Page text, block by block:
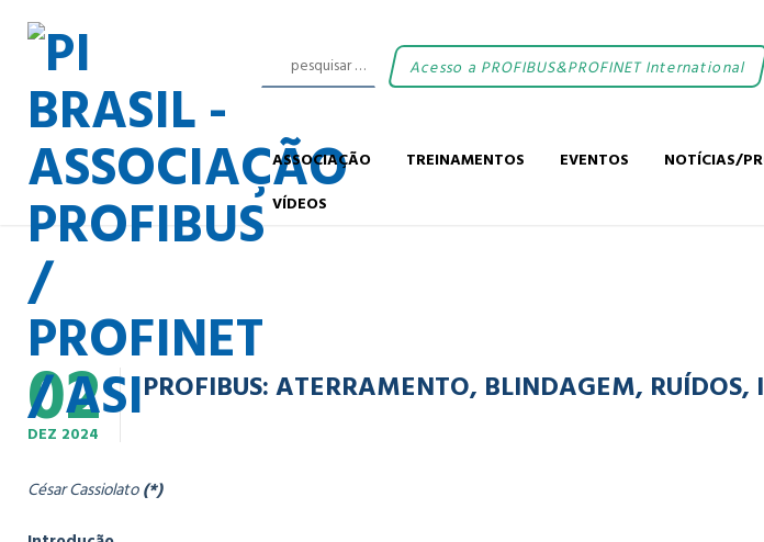
ASSOCIAÇÃO TREINAMENTOS EVENTOS NOTÍCIAS/
VÍDEOS
Acesso a PROFIBUS&PROFINET International
02
DEZ 2024
PROFIBUS: ATERRAMENTO, BLINDAGEM,
César Cassiolato(*)